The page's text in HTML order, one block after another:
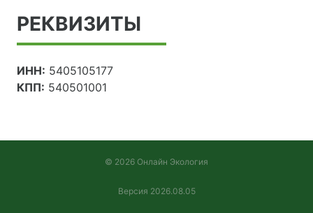
РЕКВИЗИТЫ
ИНН: 5405105177
КПП: 540501001
© 2026 Онлайн Экология
Версия 2026.08.05